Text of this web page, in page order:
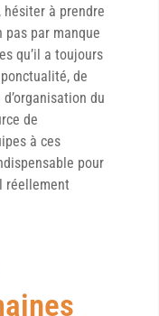
hésiter à prendre
pas par manque
qu’il a toujours
de
du
de
à ces
pour
réellement